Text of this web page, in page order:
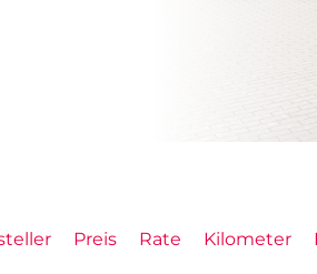
Preis Rate Kilometer